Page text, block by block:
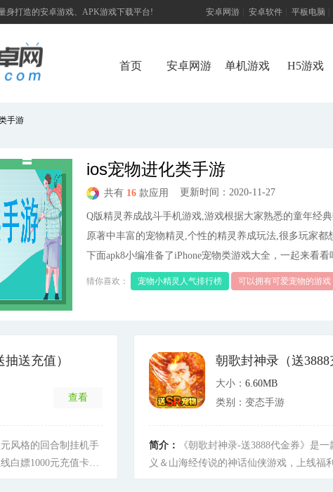
身打造的安卓游戏、APK游戏下载平台! 安卓网游 安卓软件 平板电脑
首页 安卓网游 单机游戏 H5游戏
手游
ios宠物进化类手游
共有 16 款应用 更新时间：2020-11-27
Q版精灵养成战斗手机游戏,游戏根据大家熟悉的童年经
原著中丰富的宠物精灵,个性的精灵养成玩法,很多玩家都
下面apk8小编准备了iPhone宠物类游戏大全，一起来看看
猜你喜欢： 宠物小精灵人气排行榜 可以拥有可爱宠物的游戏
送充值）
查看
风格的回合制挂机手
白嫖1000元充值卡豪
朝歌封神录（送3888
大小： 6.60MB
类别：变态手游
简介：
《朝歌封神录-送3888代金券》是
义＆山海经传说的神话仙侠游戏，上线福